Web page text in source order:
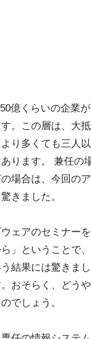
億くらいの企業
。この層は、大
り多くても三人
ります。 兼任の
場合は、今回の
きました。
ェアのセミナー
」ということで
結果には驚きま
おそらく、どう
でしょう。